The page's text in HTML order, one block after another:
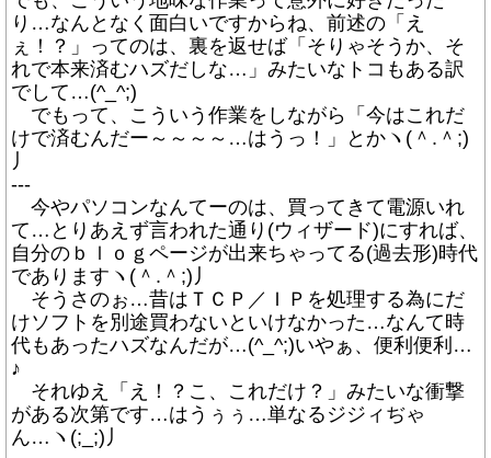
り…なんとなく面白いですからね、前述の「え
ぇ！？」ってのは、裏を返せば「そりゃそうか、そ
れで本来済むハズだしな…」みたいなトコもある訳
でして…(^_^;)
でもって、こういう作業をしながら「今はこれだ
けで済むんだー～～～～…はうっ！」とかヽ(＾.＾;)
丿
---
今やパソコンなんてーのは、買ってきて電源いれ
て…とりあえず言われた通り(ウィザード)にすれば、
自分のｂｌｏｇページが出来ちゃってる(過去形)時代
でありますヽ(＾.＾;)丿
そうさのぉ…昔はＴＣＰ／ＩＰを処理する為にだ
けソフトを別途買わないといけなかった…なんて時
代もあったハズなんだが…(^_^;)いやぁ、便利便利…
♪
それゆえ「え！？こ、これだけ？」みたいな衝撃
がある次第です…はうぅぅ…単なるジジィぢゃ
ん…ヽ(;_;)丿